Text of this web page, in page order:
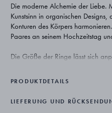
Die moderne Alchemie der Liebe.
Kunstsinn in organischen
Konturen des Körpers
Paares an seinem Hochzeitstag
Die Größe der Ringe lässt sich
PRODUKTDETAILS
LIEFERUNG UND